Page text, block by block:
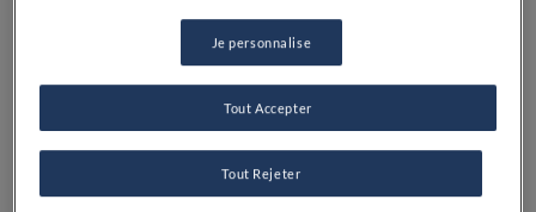
préférence de variété Matjes
Oignons: 2 roses, taillés finement
Aneth: 225 gr, taillé finement
Je personnalise
Tout Rejeter
Tout Accepter